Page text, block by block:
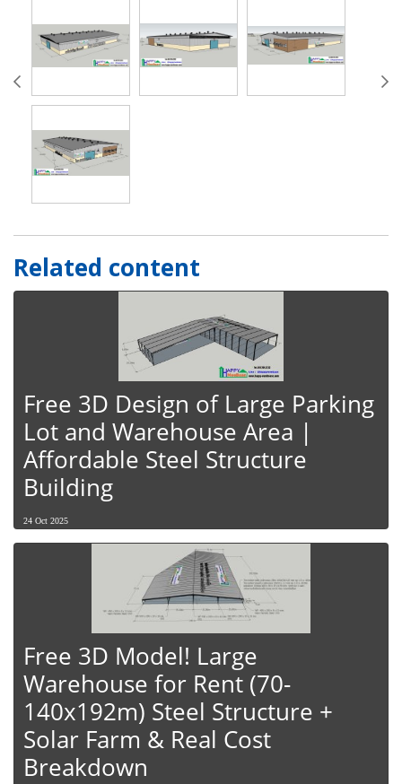
Related content
Free 3D Design of Large Parking
Lot and Warehouse Area |
Affordable Steel Structure
Building
24 Oct 2025
Free 3D Model! Large
Warehouse for Rent (70-
140x192m) Steel Structure +
Solar Farm & Real Cost
Breakdown